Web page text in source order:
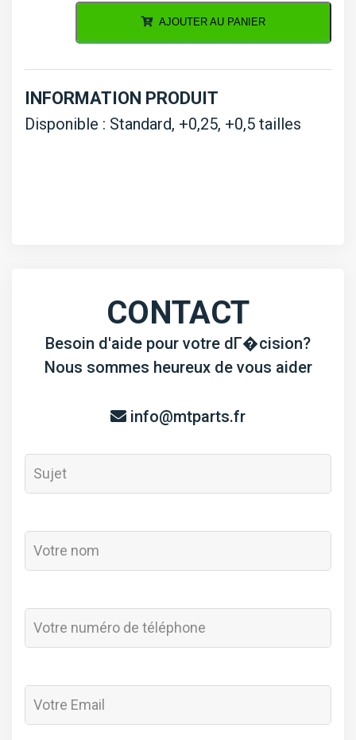
Vilebrequin
AJOUTER AU PANIER
INFORMATION PRODUIT
Disponible : Standard, +0,25, +0,5 tailles
CONTACT
Besoin d'aide pour votre dГ�cision?
Nous sommes heureux de vous aider
info@mtparts.fr